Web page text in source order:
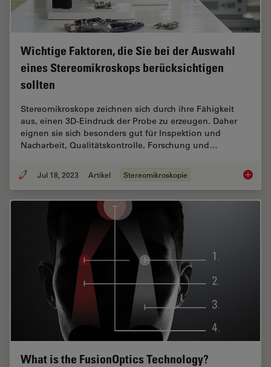
Wichtige Faktoren, die Sie bei der Auswahl
eines Stereomikroskops berücksichtigen
sollten
Stereomikroskope zeichnen sich durch ihre Fähigkeit
aus, einen 3D-Eindruck der Probe zu erzeugen. Daher
eignen sie sich besonders gut für Inspektion und
Nacharbeit, Qualitätskontrolle, Forschung und…
Jul 18, 2023 Artikel Stereomikroskopie
What is the FusionOptics Technology?